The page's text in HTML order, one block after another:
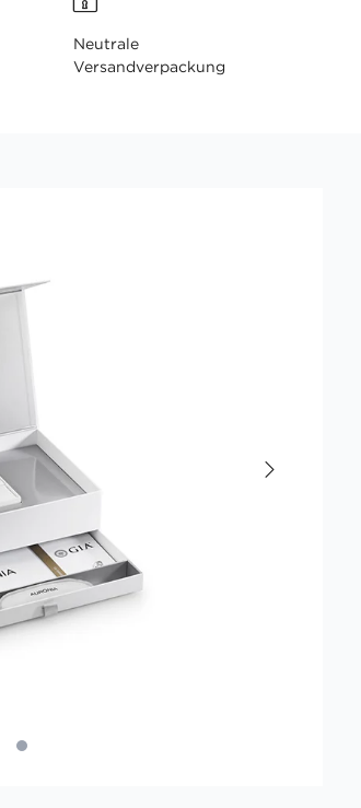
Neutrale
Versandverpackung